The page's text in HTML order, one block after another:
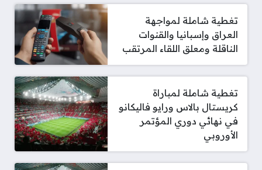
تغطية شاملة لمواجهة
العراق وإسبانيا والقنوات
الناقلة ومعلق اللقاء المرتقب
تغطية شاملة لمباراة
كريستال بالاس ورايو فاليكانو
في نهائي دوري المؤتمر
الأوروبي